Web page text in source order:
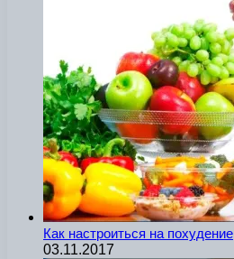
Как настроиться на похудение
03.11.2017